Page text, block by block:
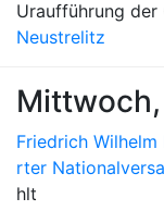
Uraufführung der
Neustrelitz
Friedrich Wilhelm
rter
hlt